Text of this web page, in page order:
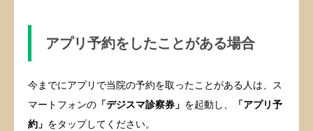
アプリ予約をしたことがある場合
今までにアプリで当院の予約を取ったことがある人は、ス
マートフォンの 「デジスマ診察券」 を起動し、
「アプリ予
約」 をタップしてください。